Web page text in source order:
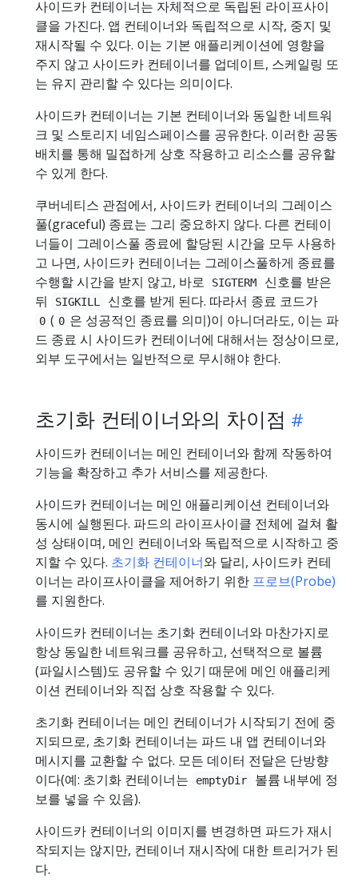
사이드카 컨테이너는 자체적으로 독립된 라이프사이
클을 가진다. 앱 컨테이너와 독립적으로 시작, 중지 및
재시작될 수 있다. 이는 기본 애플리케이션에 영향을
주지 않고 사이드카 컨테이너를 업데이트, 스케일링 또
는 유지 관리할 수 있다는 의미이다.
사이드카 컨테이너는 기본 컨테이너와 동일한 네트워
크 및 스토리지 네임스페이스를 공유한다. 이러한 공동
배치를 통해 밀접하게 상호 작용하고 리소스를 공유할
수 있게 한다.
쿠버네티스 관점에서, 사이드카 컨테이너의 그레이스
풀(graceful) 종료는 그리 중요하지 않다. 다른 컨테이
너들이 그레이스풀 종료에 할당된 시간을 모두 사용하
고 나면, 사이드카 컨테이너는 그레이스풀하게 종료를
수행할 시간을 받지 않고, 바로
SIGTERM
신호를 받은
뒤
SIGKILL 신호를 받게 된다. 따라서 종료 코드가
0 ( 0 은 성공적인 종료를 의미)이 아니더라도, 이는 파
드 종료 시 사이드카 컨테이너에 대해서는 정상이므로,
외부 도구에서는 일반적으로 무시해야 한다.
초기화 컨테이너와의 차이점
사이드카 컨테이너는 메인 컨테이너와 함께 작동하여
기능을 확장하고 추가 서비스를 제공한다.
사이드카 컨테이너는 메인 애플리케이션 컨테이너와
동시에 실행된다. 파드의 라이프사이클 전체에 걸쳐 활
성 상태이며, 메인 컨테이너와 독립적으로 시작하고 중
지할 수 있다. 초기화 컨테이너와 달리, 사이드카 컨테
이너는 라이프사이클을 제어하기 위한 프로브(Probe)
를 지원한다.
사이드카 컨테이너는 초기화 컨테이너와 마찬가지로
항상 동일한 네트워크를 공유하고, 선택적으로 볼륨
(파일시스템)도 공유할 수 있기 때문에 메인 애플리케
이션 컨테이너와 직접 상호 작용할 수 있다.
초기화 컨테이너는 메인 컨테이너가 시작되기 전에 중
지되므로, 초기화 컨테이너는 파드 내 앱 컨테이너와
메시지를 교환할 수 없다. 모든 데이터 전달은 단방향
이다(예: 초기화 컨테이너는
emptyDir
볼륨 내부에 정
보를 넣을 수 있음).
사이드카 컨테이너의 이미지를 변경하면 파드가 재시
작되지는 않지만, 컨테이너 재시작에 대한 트리거가 된
다.